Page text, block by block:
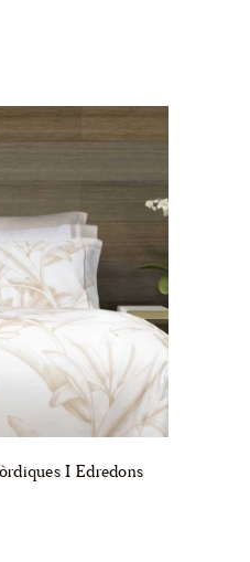
I Edredons